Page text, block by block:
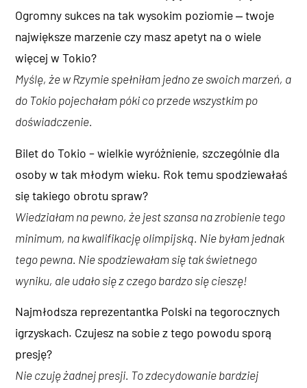
Ogromny sukces na tak wysokim poziomie ‒ twoje
największe marzenie czy masz apetyt na o wiele
więcej w Tokio?
Myślę, że w Rzymie spełniłam jedno ze swoich marzeń, a
do Tokio pojechałam póki co przede wszystkim po
doświadczenie.
Bilet do Tokio – wielkie wyróżnienie, szczególnie dla
osoby w tak młodym wieku. Rok temu spodziewałaś
się takiego obrotu spraw?
Wiedziałam na pewno, że jest szansa na zrobienie tego
minimum, na kwalifikację olimpijską. Nie byłam jednak
tego pewna. Nie spodziewałam się tak świetnego
wyniku, ale udało się z czego bardzo się cieszę!
Najmłodsza reprezentantka Polski na tegorocznych
igrzyskach. Czujesz na sobie z tego powodu sporą
presję?
Nie czuję żadnej presji. To zdecydowanie bardziej